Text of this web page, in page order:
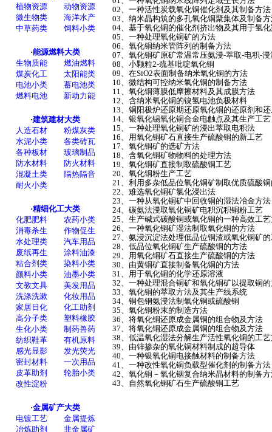
02、一种活性炭载氧化铜催化剂及其制备方法
03、纳米晶构筑的多孔氧化铜聚集体及制备
04、基于氧化铜的催化剂挤出物及其用于氢
05、一种处理氧化铜矿的方法
06、氧化铜纳米管阵列的制备方法
07、氧化铜矿原矿常温常压氨浸-萃取-电积-
08、小颗粒2-巯基吡啶氧化铜
09、在SiO2表面制备纳米氧化铜的方法
10、微结构可控纳米氧化铜的制备方法
11、氧化铜薄膜低摩擦材料及其成膜方法
12、含纳米氧化铜的镍氢电池负极材料
13、铜阳极炉还原期还原氧化铜的还原剂和
14、银氧化锡氧化铜合金电触点及其生产工艺
15、一种处理氧化铜矿的浸出萃取电积法
16、用氧化铜矿石直接生产硫酸铜的新工艺
17、氧化铜矿的选矿方法
18、含氧化铜矿物物料的处理方法
19、氧化铜矿直接制取硫酸铜工艺
20、氧化铜粉生产工艺
21、利用多杂低品位氧化铜矿制取优质硫酸
22、难选氧化铜矿氯化浸出法
23、一种从氧化铜矿中回收铜的湿法冶金方法
24、碳氨法浸取氧化铜矿电积沉积铜粉工艺
25、生产碱式碳酸铜或氧化铜的一种高效工
26、一种氧化铜矿湿法制取氧化铜的方法
27、氨浸沉淀法处理低品位铜渣或氧化铜矿
28、低品位氧化铜矿生产硫酸铜的方法
29、用氧化铜矿石直接生产硫酸铜的方法
30、由黄铜矿直接制备氧化铜的方法
31、用于氧化铜的化学还原溶液
32、一种处理混合铜矿和氧化铜矿以提取铜
33、氧化铜的萃取方法及其生产线系统
34、铜包钢氨浸法制氧化铜或硫酸铜
35、氧化铜粉末的制造方法
36、将氧化铜还原成金属铜的组合物及方法
37、将氧化铜还原成金属铜的组合物及方法
38、低温氧化湿法分解生产活性氧化铜的工
39、由锌掺杂的氧化铜材料制成的超导体
40、一种银氧化铜电接触材料的制备方法
41、一种改性氧化铜负载型催化剂的制备方法
42、氧化铜－氧化铟复合纳米晶材料的制备
43、自然氧化铜矿石生产硫酸铜工艺